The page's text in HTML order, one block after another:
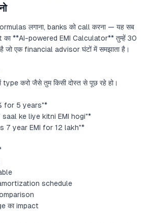
लगाना, banks को call करना — यह सब
का **AI-powered EMI Calculator** तुम्हें 30
जो एक financial advisor घंटों में समझाता है।
करो जैसे तुम किसी दोस्त से पूछ रहे हो।
for 5 years"*
ke liye kitni EMI hogi"*
7 year EMI for 12 lakh"*
schedule
का impact